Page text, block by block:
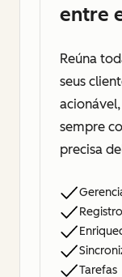
entre
Reúna
seus
sempre
precisa
Tarefas